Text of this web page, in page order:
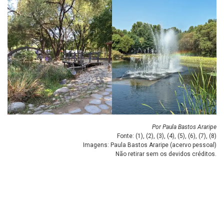
Por Paula Bastos Araripe
Fonte: (1 ), (2), (3), (4), (5), (6), (7), (8)
Imagens: Paula Bastos Araripe (acervo pessoal)
Não retirar sem os devidos créditos.